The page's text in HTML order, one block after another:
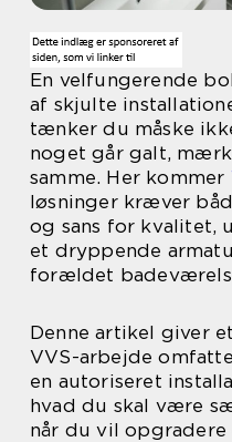
En velfungerende
af skjulte
tænker du måske
noget går galt,
samme. Her kommer
løsninger kræver
og sans for kvalitet,
et dryppende
forældet
Denne artikel giver
VVS-arbejde
en autoriseret
hvad du skal være
når du vil